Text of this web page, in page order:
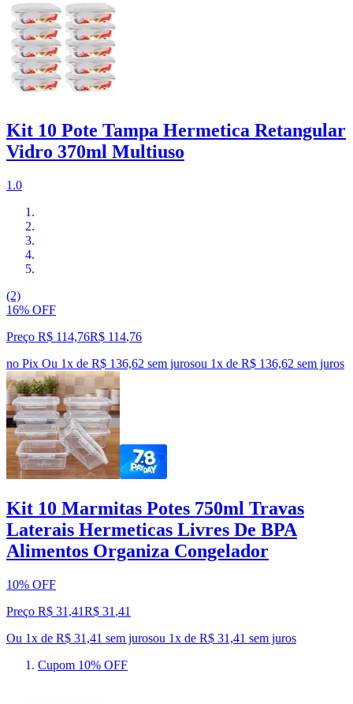
Kit 10 Pote Tampa Hermetica Retangular
Vidro 370ml Multiuso
1.0
(2)
16% OFF
Preço R$ 114,76R$ 114,76
no Pix Ou 1x de R$ 136,62 sem jurosou 1x de R$ 136,62 sem juros
Kit 10 Marmitas Potes 750ml Travas
Laterais Hermeticas Livres De BPA
Alimentos Organiza Congelador
10% OFF
Preço R$ 31,41R$ 31 ,41
Ou 1x de R$ 31,41 sem jurosou 1x de R$ 31,41 sem juros
Cupom 10% OFF